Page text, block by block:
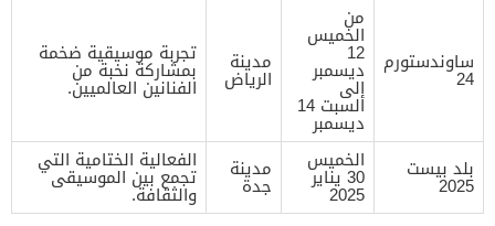
ساوندستورم
24
من
الخميس
12
ديسمبر
إلى
السبت 14
ديسمبر
مدينة
الرياض
تجربة موسيقية ضخمة
بمشاركة نخبة من
الفنانين العالميين.
بلد بيست
2025
الخميس
30 يناير
2025
مدينة
جدة
الفعالية الختامية التي
تجمع بين الموسيقى
والثقافة.